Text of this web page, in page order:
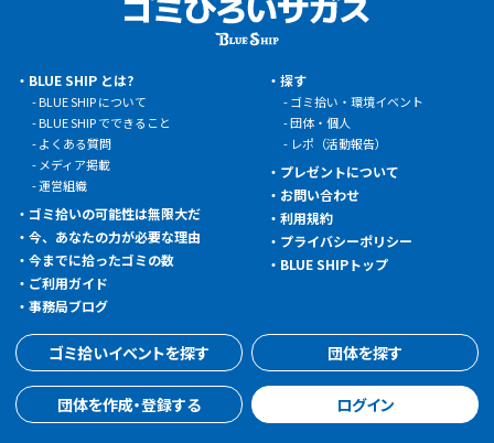
BLUE SHIP とは?
BLUE SHIP について
BLUE SHIP でできること
よくある質問
メディア掲載
運営組織
ゴミ拾いの可能性は無限大だ
今、あなたの力が必要な理由
今までに拾ったゴミの数
ご利用ガイド
事務局ブログ
探す
ゴミ拾い・環境イベント
団体・個人
レポ（活動報告）
プレゼントについて
お問い合わせ
利用規約
プライバシーポリシー
BLUE SHIPトップ
ゴミ拾いイベントを探す 団体を探す
団体を作成・登録する ログイン